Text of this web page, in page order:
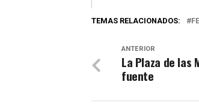
TEMAS RELACIONADOS:
ANTERIOR
La Plaza de las
fuente